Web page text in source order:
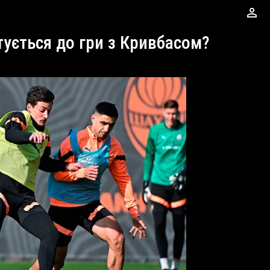
perm_identity
до гри з Кривбасом?